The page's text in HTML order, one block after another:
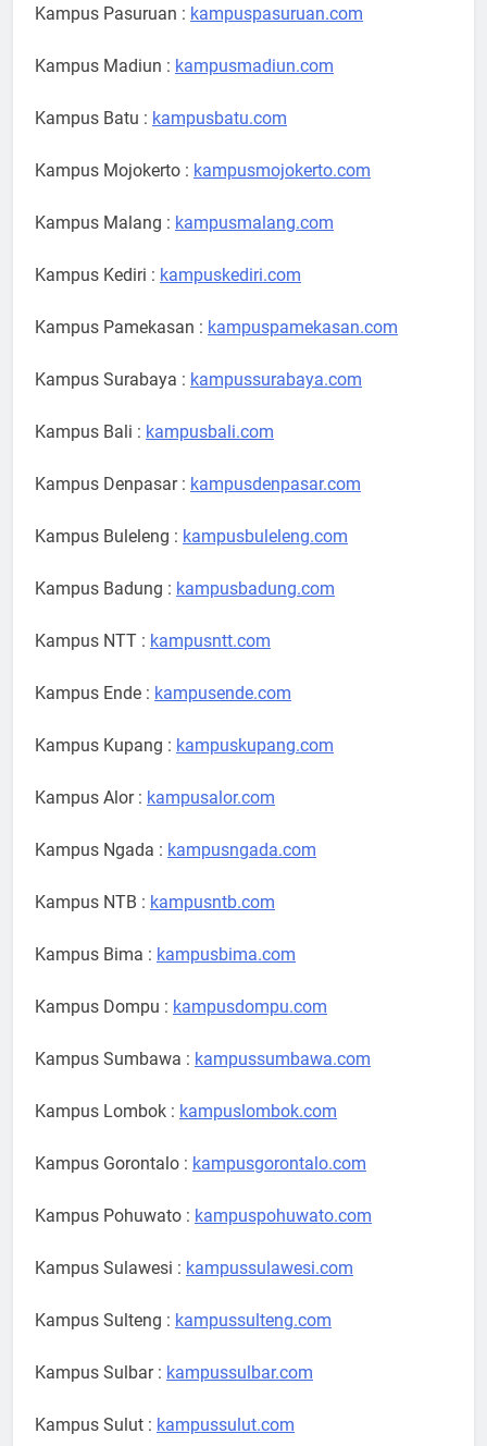
Kampus Pasuruan : kampuspasuruan.com
Kampus Madiun : kampusmadiun.com
Kampus Batu : kampusbatu.com
Kampus Mojokerto : kampusmojokerto.com
Kampus Malang : kampusmalang.com
Kampus Kediri : kampuskediri.com
Kampus Pamekasan : kampuspamekasan.com
Kampus Surabaya : kampussurabaya.com
Kampus Bali : kampusbali.com
Kampus Denpasar : kampusdenpasar.com
Kampus Buleleng : kampusbuleleng.com
Kampus Badung : kampusbadung.com
Kampus NTT : kampusntt.com
Kampus Ende : kampusende.com
Kampus Kupang : kampuskupang.com
Kampus Alor : kampusalor.com
Kampus Ngada : kampusngada.com
Kampus NTB : kampusntb.com
Kampus Bima : kampusbima.com
Kampus Dompu : kampusdompu.com
Kampus Sumbawa : kampussumbawa.com
Kampus Lombok : kampuslombok.com
Kampus Gorontalo : kampusgorontalo.com
Kampus Pohuwato : kampuspohuwato.com
Kampus Sulawesi : kampussulawesi.com
Kampus Sulteng : kampussulteng.com
Kampus Sulbar : kampussulbar.com
Kampus Sulut : kampussulut.com